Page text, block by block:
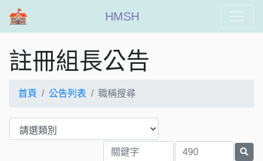
HMSH
註冊組長公告
首頁 公告列表 職稱搜尋